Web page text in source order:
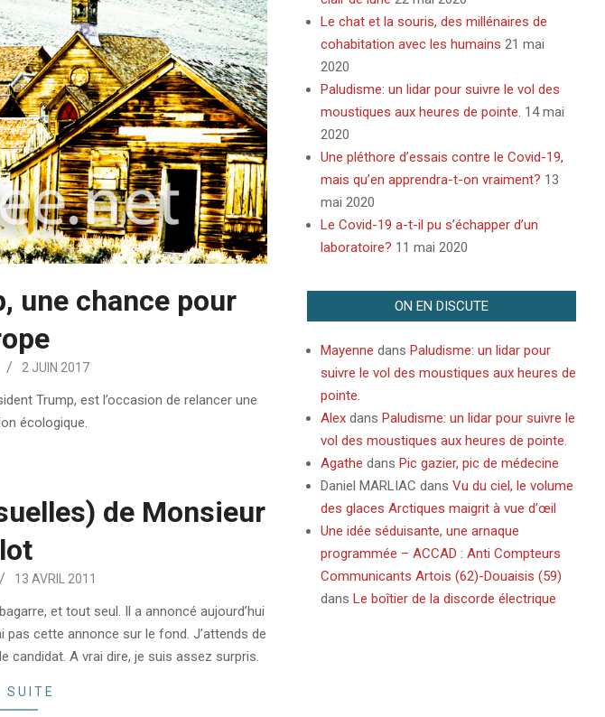
une chance pour
2 JUIN 2017
Trump, est l’occasion de relancer une
écologique.
de Monsieur
13 AVRIL 2011
et tout seul. Il a annoncé aujourd’hui
pas cette annonce sur le fond. J’attends de
A vrai dire, je suis assez surpris.
SUITE
Le chat et la souris, des millénaires de
cohabitation avec les humains 21 mai
2020
Paludisme: un lidar pour suivre le vol des
moustiques aux heures de pointe. 14 mai
2020
Une pléthore d’essais contre le Covid-19,
mais qu’en apprendra-t-on vraiment? 13
mai 2020
Le Covid-19 a-t-il pu s’échapper d’un
laboratoire? 11 mai 2020
ON EN DISCUTE
Mayenne dans Paludisme: un lidar pour
suivre le vol des moustiques aux heures de
pointe.
Alexdans Paludisme: un lidar pour suivre le
vol des moustiques aux heures de pointe.
Agathe dans Pic gazier, pic de médecine
Daniel MARLIAC dans Vu du ciel, le volume
des glaces Arctiques maigrit à vue d’œil
Une idée séduisante, une arnaque
programmée – ACCAD : Anti Compteurs
Communicants Artois (62)-Douaisis (59)
dans Le boîtier de la discorde électrique